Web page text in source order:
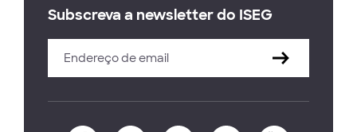
Subscreva a newsletter do ISEG